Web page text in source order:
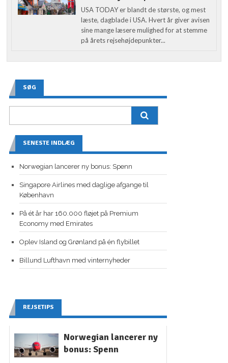
USA TODAY er blandt de største, og mest
læste, dagblade i USA. Hvert år giver avisen
sine mange læsere mulighed for at stemme
på årets rejsehøjdepunkter...
SØG
SENESTE INDLÆG
Norwegian lancerer ny bonus: Spenn
Singapore Airlines med daglige afgange til
København
På ét år har 160.000 fløjet på Premium
Economy med Emirates
Oplev Island og Grønland på én flybillet
Billund Lufthavn med vinternyheder
REJSETIPS
Norwegian lancerer ny
bonus: Spenn